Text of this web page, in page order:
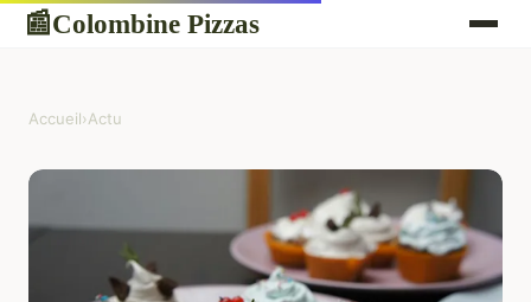
📰Colombine Pizzas
Accueil›Actu